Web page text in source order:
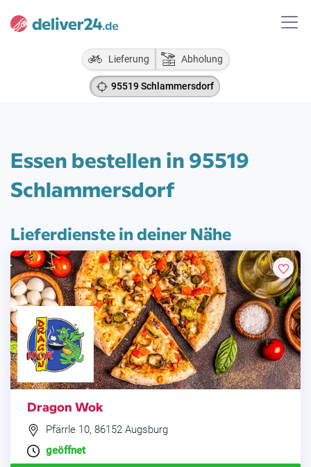
Lieferung Abholung
95519 Schlammersdorf
Essen bestellen in 95519
Schlammersdorf
Lieferdienste in deiner Nähe
Dragon Wok
Pfärrle 10, 86152 Augsburg
geöffnet